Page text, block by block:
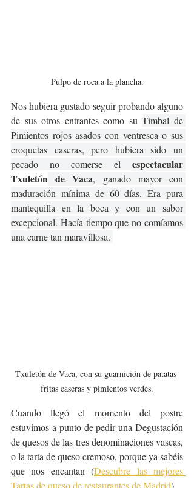
Pulpo de roca a la plancha.
Nos hubiera gustado seguir probando alguno
de sus otros entrantes como su Timbal de
Pimientos rojos asados con ventresca o sus
croquetas caseras, pero hubiera sido un
pecado no comerse el
Txuletón de Vaca, ganado mayor con
maduración mínima de 60 días. Era pura
mantequilla en la boca y con un sabor
excepcional. Hacía tiempo que no comíamos
una carne tan maravillosa.
Txuletón de Vaca, con su guarnición de patatas
fritas caseras y pimientos verdes.
Cuando llegó el momento del postre
estuvimos a punto de pedir una Degustación
de quesos de las tres denominaciones vascas,
o la tarta de queso cremoso, porque ya sabéis
que nos encantan (Descubre las mejores
Tartas de queso de restaurantes de Madrid).